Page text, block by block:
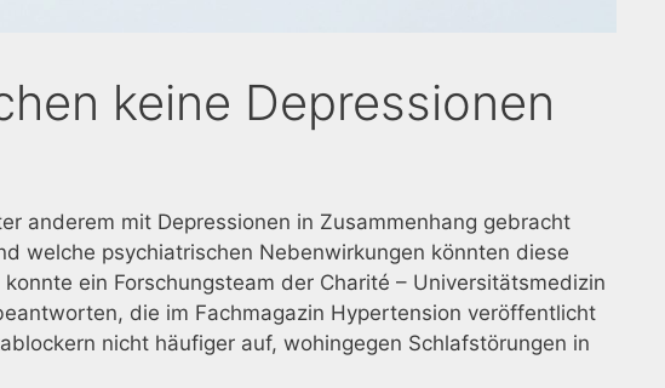
keine Depressionen
anderem mit Depressionen in Zusammenhang gebracht
welche psychiatrischen Nebenwirkungen könnten diese
ein Forschungsteam der Charité – Universitätsmedizin
die im Fachmagazin Hypertension veröffentlicht
nicht häufiger auf, wohingegen Schlafstörungen in